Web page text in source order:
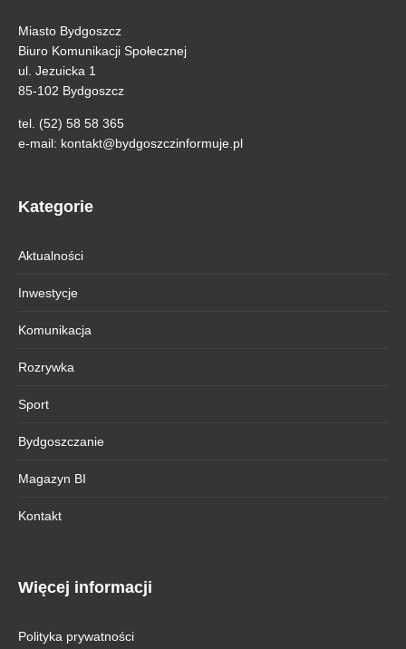
Miasto Bydgoszcz
Biuro Komunikacji Społecznej
ul. Jezuicka 1
85-102 Bydgoszcz
tel. (52) 58 58 365
e-mail: kontakt@bydgoszczinformuje.pl
Kategorie
Aktualności
Inwestycje
Komunikacja
Rozrywka
Sport
Bydgoszczanie
Magazyn BI
Kontakt
Więcej informacji
Polityka prywatności